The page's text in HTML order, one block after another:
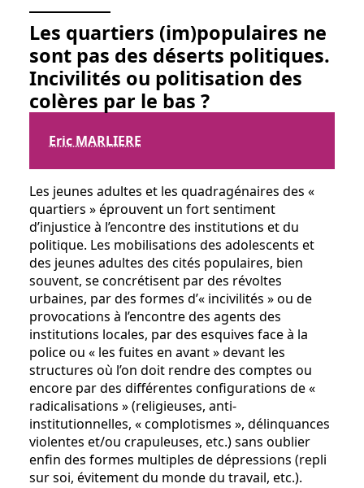
Les quartiers (im)populaires ne
sont pas des déserts politiques.
Incivilités ou politisation des
colères par le bas ?
Eric MARLIERE
Les jeunes adultes et les quadragénaires des «
quartiers » éprouvent un fort sentiment
d’injustice à l’encontre des institutions et du
politique. Les mobilisations des adolescents et
des jeunes adultes des cités populaires, bien
souvent, se concrétisent par des révoltes
urbaines, par des formes d’« incivilités » ou de
provocations à l’encontre des agents des
institutions locales, par des esquives face à la
police ou « les fuites en avant » devant les
structures où l’on doit rendre des comptes ou
encore par des différentes configurations de «
radicalisations » (religieuses, anti-
institutionnelles, « complotismes », délinquances
violentes et/ou crapuleuses, etc.) sans oublier
enfin des formes multiples de dépressions (repli
sur soi, évitement du monde du travail, etc.).